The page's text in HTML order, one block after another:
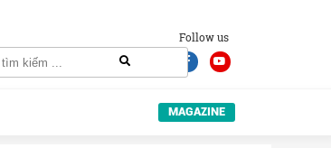
Follow us
MAGAZINE